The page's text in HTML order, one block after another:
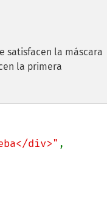
satisfacen la máscara
la primera
div>" ,